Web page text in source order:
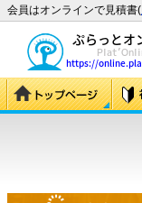
会員はオンラインで見積書(